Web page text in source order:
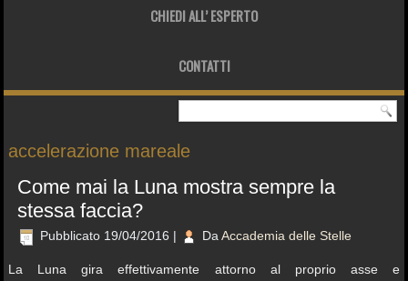
CHIEDI ALL’ ESPERTO
CONTATTI
accelerazione mareale
Come mai la Luna mostra sempre la
stessa faccia?
Pubblicato 19/04/2016 | Da Accademia delle Stelle
La Luna gira effettivamente attorno al proprio asse e